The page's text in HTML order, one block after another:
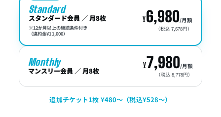
Standard
スタンダード会員 ／ 月8枚
※12か月以上の継続条件付き
（違約金¥11,000）
6,980/月額
（税込 7,678円）
Monthly
マンスリー会員 ／ 月8枚 7,980/月額
（税込 8,778円）
追加チケット1枚 ¥480〜（税込¥528〜）